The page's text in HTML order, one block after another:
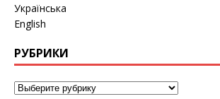
Українська
English
РУБРИКИ